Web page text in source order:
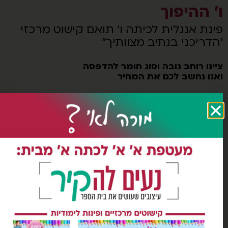
ההיפוך
אנגלית לכיתה ו' תואם קישוט מרכזי
בנתיב מצוותיך"
רוחב גובה וסוג חומר להדפסה
נחשב לכם את המחיר